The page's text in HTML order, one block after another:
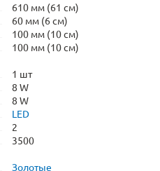
610 мм (61 см)
60 мм (6 см)
100 мм (10 см)
100 мм (10 см)
1 шт
8 W
8 W
LED
2
3500
Золотые